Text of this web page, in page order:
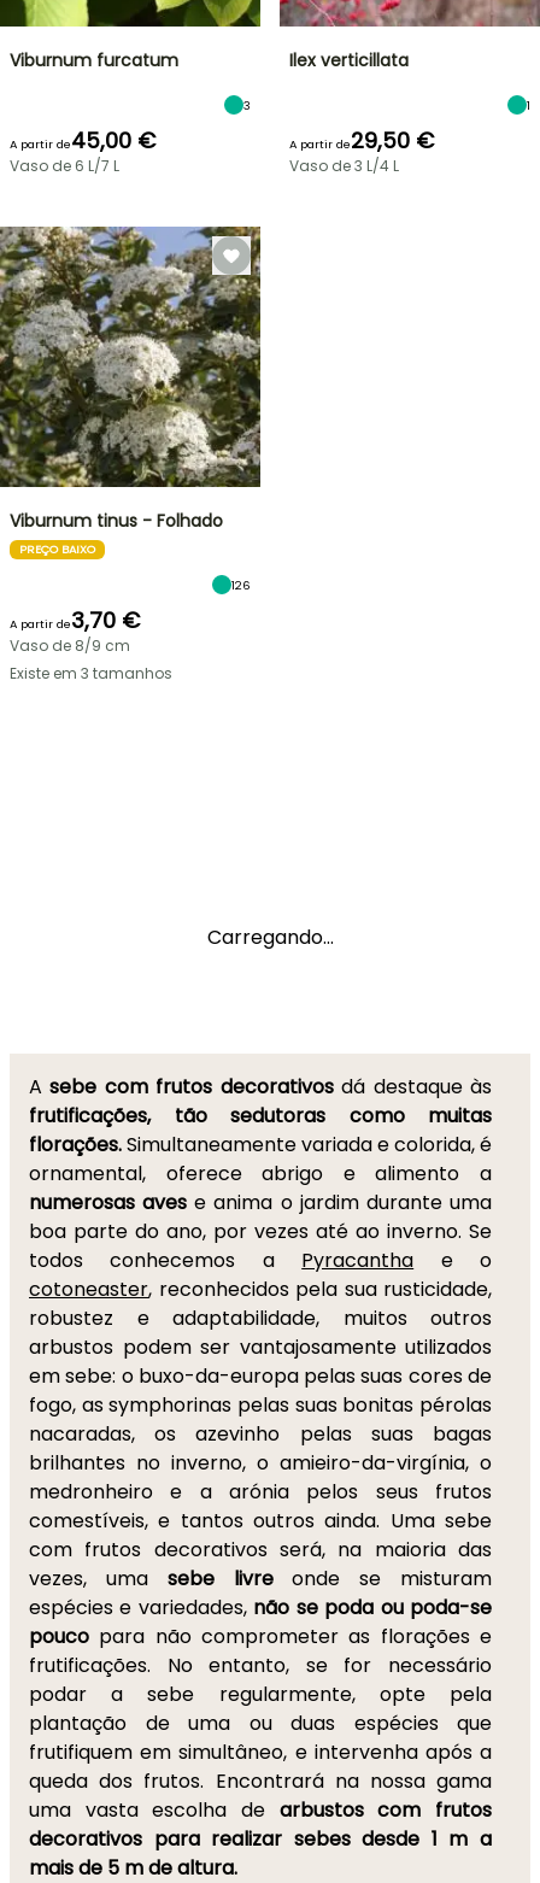
Viburnum furcatum
3
A partir de45,00 €
Vaso de 6 L/7 L
Ilex verticillata
1
A partir de29,50 €
Vaso de 3 L/4 L
Viburnum tinus - Folhado
PREÇO BAIXO
126
A partir de3,70 €
Vaso de 8/9 cm
Existe em 3 tamanhos
Carregando...
Asebe com frutos decorativosdá destaque às
frutificações, tão sedutoras como muitas
florações.Simultaneamente variada e colorida, é
ornamental, oferece abrigo e alimento a
numerosas aves e anima o jardim durante uma
boa parte do ano, por vezes até ao inverno. Se
todos conhecemos a Pyracantha e o
cotoneaster, reconhecidos pela sua rusticidade,
robustez e adaptabilidade, muitos outros
arbustos podem ser vantajosamente utilizados
em sebe: o buxo-da-europa pelas suas cores de
fogo, as symphorinas pelas suas bonitas pérolas
nacaradas, os azevinho pelas suas bagas
brilhantes no inverno, o amieiro-da-virgínia, o
medronheiro e a arónia pelos seus frutos
comestíveis, e tantos outros ainda. Uma sebe
com frutos decorativos será, na maioria das
vezes, uma sebe livreonde se misturam
espécies e variedades, não se poda ou poda-se
pouco para não comprometer as florações e
frutificações. No entanto, se for necessário
podar a sebe regularmente, opte pela
plantação de uma ou duas espécies que
frutifiquem em simultâneo, e intervenha após a
queda dos frutos. Encontrará na nossa gama
uma vasta escolha de arbustos com frutos
decorativos para realizar sebes desde 1 m a
mais de 5 m de altura.